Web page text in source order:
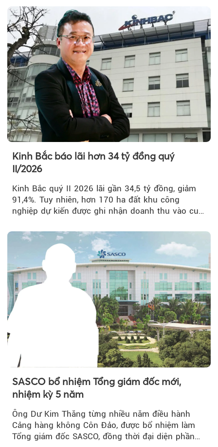
Kinh Bắc báo lãi hơn 34 tỷ đồng quý
II/2026
Kinh Bắc quý II 2026 lãi gần 34,5 tỷ đồng, giảm
91,4%. Tuy nhiên, hơn 170 ha đất khu công
nghiệp dự kiến được ghi nhận doanh thu vào cuối
SASCO bổ nhiệm Tổng giám đốc mới,
nhiệm kỳ 5 năm
Ông Dư Kim Thăng từng nhiều năm điều hành
Cảng hàng không Côn Đảo, được bổ nhiệm làm
Tổng giám đốc SASCO, đồng thời đại diện phần